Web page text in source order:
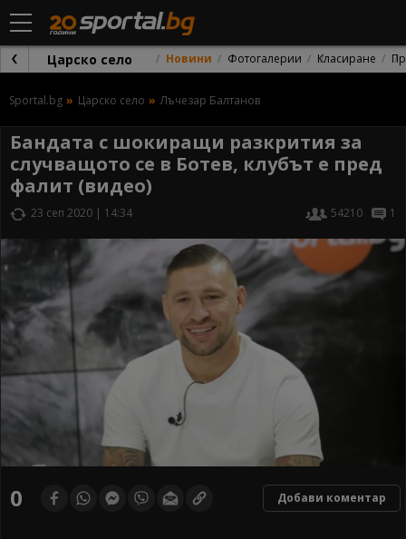
Царско село Новини Фотогалерии Класиране
Sportal.bg Царско село Лъчезар Балтанов
Бандата с шокиращи разкрития за
случващото се в Ботев, клубът е пред
фалит (видео)
23 сеп 2020 | 14:34 54210 1
0 Добави коментар